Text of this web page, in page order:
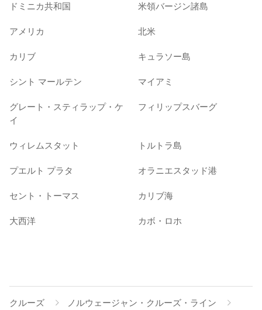
ドミニカ共和国 米領バージン諸島
アメリカ 北米
カリブ キュラソー島
シント マールテン マイアミ
グレート・スティラップ・ケ
イ
フィリップスバーグ
ウィレムスタット トルトラ島
プエルト プラタ オラニエスタッド港
セント・トーマス カリブ海
大西洋 カボ・ロホ
クルーズ
ノルウェージャン・クルーズ・ライン